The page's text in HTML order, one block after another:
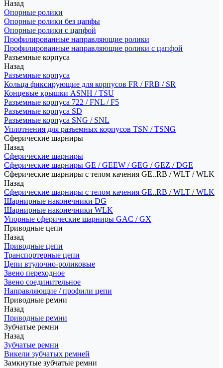
Назад
Опорные ролики
Опорные ролики без цапфы
Опорные ролики с цапфой
Профилированные направляющие ролики
Профилированные направляющие ролики с цапфой
Разъемные корпуса
Назад
Разъемные корпуса
Кольца фиксирующие для корпусов FR / FRB / SR
Концевые крышки ASNH / TSU
Разъемные корпуса 722 / FNL / F5
Разъемные корпуса SD
Разъемные корпуса SNG / SNL
Уплотнения для разъемных корпусов TSN / TSNG
Сферические шарниры
Назад
Сферические шарниры
Сферические шарниры GE / GEEW / GEG / GEZ / DGE
Сферические шарниры с телом качения GE..RB / WLT / WLK
Назад
Сферические шарниры с телом качения GE..RB / WLT / WLK
Шарнирные наконечники DG
Шарнирные наконечники WLK
Упорные сферические шарниры GAC / GX
Приводные цепи
Назад
Приводные цепи
Транспортерные цепи
Цепи втулочно-роликовые
Звено переходное
Звено соединительное
Направляющие / профили цепи
Приводные ремни
Назад
Приводные ремни
Зубчатые ремни
Назад
Зубчатые ремни
Викели зубчатых ремней
Замкнутые зубчатые ремни